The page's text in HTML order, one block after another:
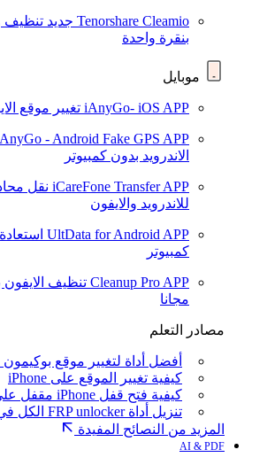
Tenorshare Cleamio جديد
بنقرة واحدة
موبايل
iAnyGo- iOS APP تغيير موقع
- Android Fake GPS APP
الاندرويد بدون كمبيوتر
iCareFone Transfer APP نقل
للاندرويد والايفون
UltData for Android APP
كمبيوتر
Cleanup Pro APP تنظيف الايفون
مجانا
مصادر التعلم
أفضل أداة لتغيير موقع
كيفية تغيير الموقع على iPhone
كيفية فتح قفل iPhone مقفل على مالكه
تنزيل أداة FRP unlocker الكل في واحد مجانًا
المزيد من النصائح المفيدة
AI & PDF